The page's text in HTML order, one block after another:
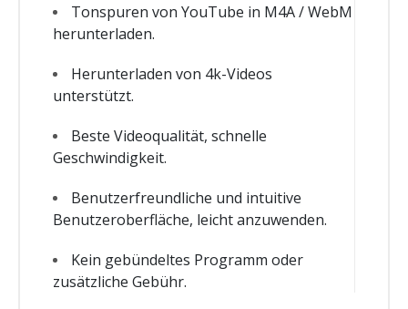
Tonspuren von YouTube in M4A / WebM
herunterladen.
Herunterladen von 4k-Videos
unterstützt.
Beste Videoqualität, schnelle
Geschwindigkeit.
Benutzerfreundliche und intuitive
Benutzeroberfläche, leicht anzuwenden.
Kein gebündeltes Programm oder
zusätzliche Gebühr.